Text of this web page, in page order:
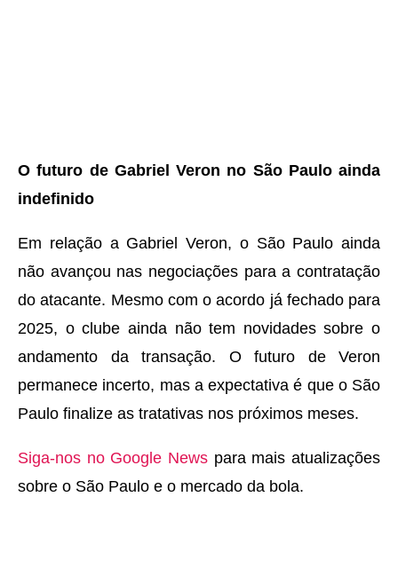
O futuro de Gabriel Veron no São Paulo ainda
indefinido
Em relação a Gabriel Veron, o São Paulo ainda
não avançou nas negociações para a contratação
do atacante. Mesmo com o acordo já fechado para
2025, o clube ainda não tem novidades sobre o
andamento da transação. O futuro de Veron
permanece incerto, mas a expectativa é que o São
Paulo finalize as tratativas nos próximos meses.
Siga-nos no Google News para mais atualizações
sobre o São Paulo e o mercado da bola.